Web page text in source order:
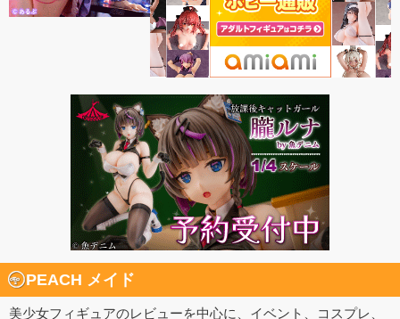
PEACH メイド
美少女フィギュアのレビューを中心に、イベント、コスプレ、